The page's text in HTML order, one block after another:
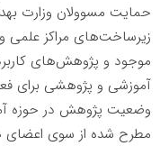
حمایت مسوولان وزارت
زیرساخت‌های مراکز علمی
موجود و پژوهش‌های
آموزشی و پژوهشی برای
وضعیت پژوهش در حوزه
مطرح شده از سوی اعضای